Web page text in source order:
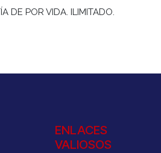
DE POR VIDA. ILIMITADO.
ENLACES
VALIOSOS